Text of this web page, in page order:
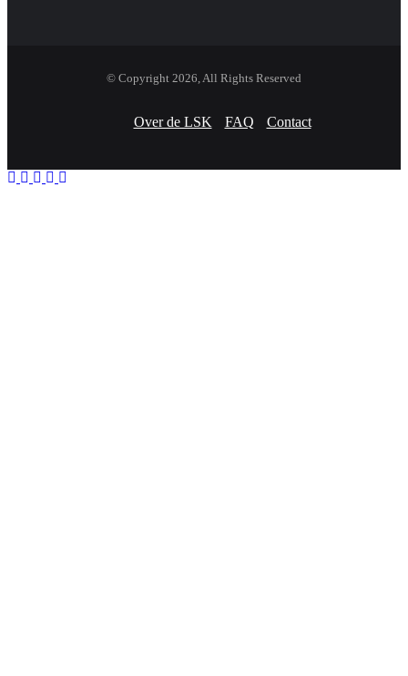
© Copyright 2026, All Rights Reserved
Over de LSK FAQ Contact
Facebook
Twitter
WhatsApp
Telegram